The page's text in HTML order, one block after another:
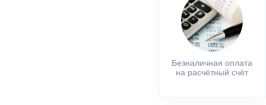
Безналичная оплата
на расчётный счёт